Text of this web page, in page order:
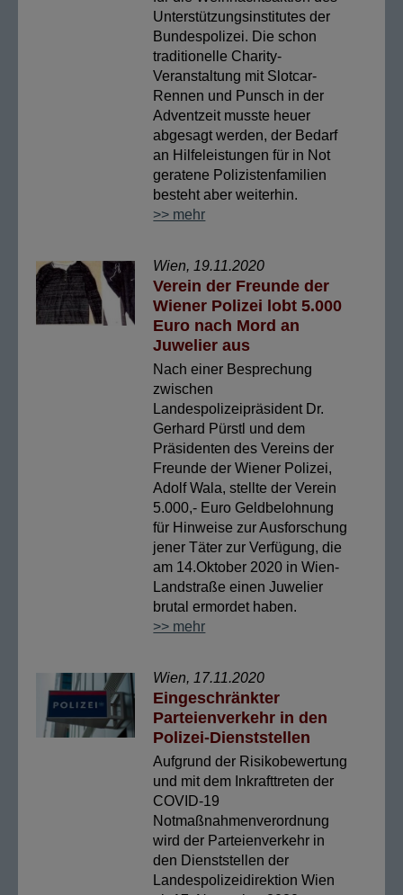
Unterstützungsinstitutes der
Bundespolizei. Die schon
traditionelle Charity-
Veranstaltung mit Slotcar-
Rennen und Punsch in der
Adventzeit musste heuer
abgesagt werden, der Bedarf
an Hilfeleistungen für in Not
geratene Polizistenfamilien
besteht aber weiterhin.
>> mehr
Wien, 19.11.2020
Verein der Freunde der
Wiener Polizei lobt 5.000
Euro nach Mord an
Juwelier aus
Nach einer Besprechung
zwischen
Landespolizeipräsident Dr.
Gerhard Pürstl und dem
Präsidenten des Vereins der
Freunde der Wiener Polizei,
Adolf Wala, stellte der Verein
5.000,- Euro Geldbelohnung
für Hinweise zur Ausforschung
jener Täter zur Verfügung, die
am 14.Oktober 2020 in Wien-
Landstraße einen Juwelier
brutal ermordet haben.
>> mehr
Wien, 17.11.2020
Eingeschränkter
Parteienverkehr in den
Polizei-Dienststellen
Aufgrund der Risikobewertung
und mit dem Inkrafttreten der
COVID-19
Notmaßnahmenverordnung
wird der Parteienverkehr in
den Dienststellen der
Landespolizeidirektion Wien